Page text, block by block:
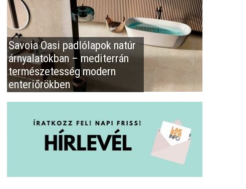
Savoia Oasi padlólapok natúr
árnyalatokban – mediterrán
természetesség modern
enteriőrökben